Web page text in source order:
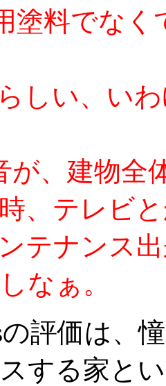
塗料でな
しい、い
が、建物
、テレビ
テナンス
なぁ。
の評価は、
する家と